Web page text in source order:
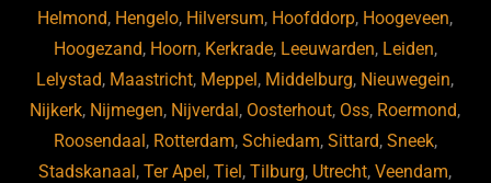
Helmond, Hengelo, Hilversum, Hoofddorp, Hoogeveen,
Hoogezand, Hoorn, Kerkrade, Leeuwarden, Leiden,
Lelystad, Maastricht, Meppel , Middelburg, Nieuwegein,
Nijkerk, Nijmegen, Nijverdal , Oosterhout, Oss, Roermond,
Roosendaal , Rotterdam, Schiedam, Sittard, Sneek,
Stadskanaal ,Ter Apel ,Tiel ,Tilburg, Utrecht,Veendam,